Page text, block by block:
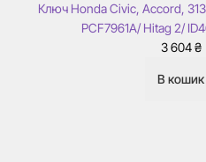
Ключ Honda Civic, Accord,
PCF7961A/ Hitag 2/
3 604₴
В кошик